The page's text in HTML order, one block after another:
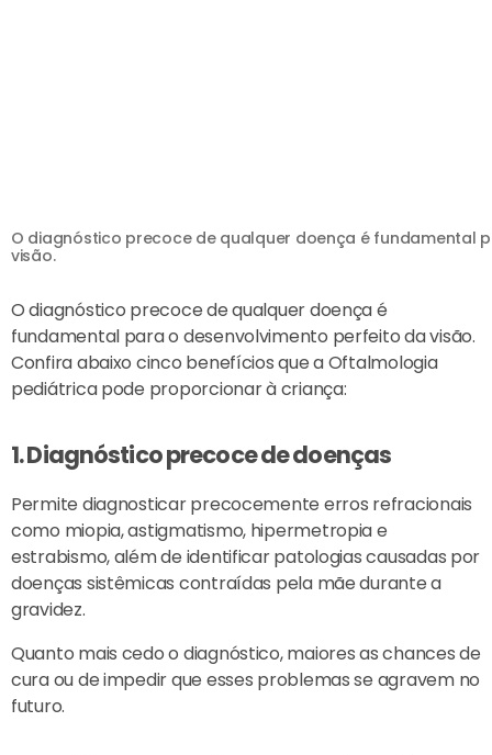
O diagnóstico precoce de qualquer doença é fundamental
visão.
O diagnóstico precoce de qualquer doença é
fundamental para o desenvolvimento perfeito da visão.
Confira abaixo cinco benefícios que a Oftalmologia
pediátrica pode proporcionar à criança:
1. Diagnóstico precoce de doenças
Permite diagnosticar precocemente erros refracionais
como miopia, astigmatismo, hipermetropia e
estrabismo, além de identificar patologias causadas por
doenças sistêmicas contraídas pela mãe durante a
gravidez.
Quanto mais cedo o diagnóstico, maiores as chances de
cura ou de impedir que esses problemas se agravem no
futuro.